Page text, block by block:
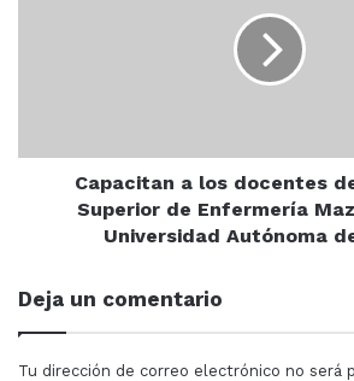
tránsito en vehículo con reporte de
fue turnado a la autoridad
que la unidad fue trasladada a la
Mazatlán Policía
de
Enfermería
Mazatlán
Autónoma
de
Capacitan a los docentes
Superior de Enfermería
Universidad Autónoma
Deja un comentario
Tu dirección de correo electrónico no será